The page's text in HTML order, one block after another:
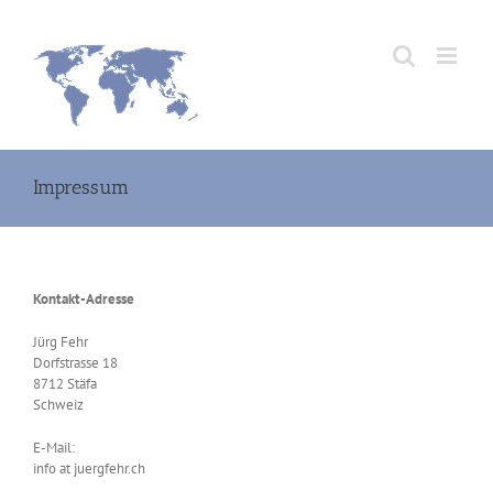
springen
Impressum
Kontakt-Adresse
Jürg Fehr
Dorfstrasse 18
8712 Stäfa
Schweiz
E-Mail:
info at juergfehr.ch